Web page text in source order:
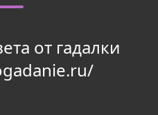
от гадалки